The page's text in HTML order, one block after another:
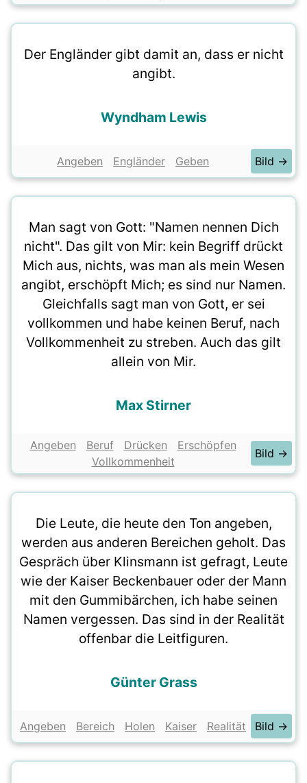
Der Engländer gibt damit an, dass er nicht
angibt.
Wyndham Lewis
Angeben Engländer Geben Bild →
Man sagt von Gott: "Namen nennen Dich
nicht". Das gilt von Mir: kein Begriff drückt
Mich aus, nichts, was man als mein Wesen
angibt, erschöpft Mich; es sind nur Namen.
Gleichfalls sagt man von Gott, er sei
vollkommen und habe keinen Beruf, nach
Vollkommenheit zu streben. Auch das gilt
allein von Mir.
Max Stirner
Angeben Beruf Drücken
Erschöpfen
Vollkommenheit
Bild →
Die Leute, die heute den Ton angeben,
werden aus anderen Bereichen geholt. Das
Gespräch über Klinsmann ist gefragt, Leute
wie der Kaiser Beckenbauer oder der Mann
mit den Gummibärchen, ich habe seinen
Namen vergessen. Das sind in der Realität
offenbar die Leitfiguren.
Günter Grass
Angeben Bereich Holen Kaiser Realität Bild →